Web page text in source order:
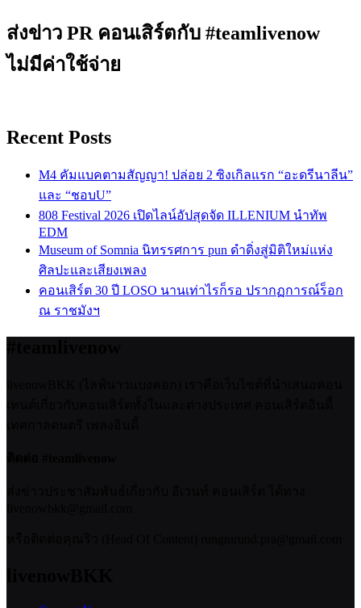
ส่งข่าว PR คอนเสิร์ตกับ #teamlivenow
ไม่มีค่าใช้จ่าย
Recent Posts
M4 คัมแบคตามสัญญา! ปล่อย 2 ซิงเกิลแรก “อะดรีนาลีน”
และ “ชอบU”
808 Festival 2026 เปิดไลน์อัปสุดจัด ILLENIUM นำทัพ
EDM
Museum of Somnia นิทรรศการ pun ดำดิ่งสู่มิติใหม่แห่ง
ศิลปะและเสียงเพลง
คอนเสิร์ต 30 ปี LOSO นานเท่าไรก็รอ ปรากฏการณ์ร็อก
ณ ราชมังฯ